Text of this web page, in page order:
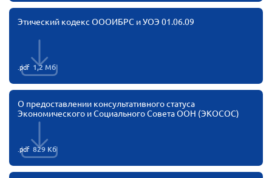
Этический кодекс ОООИБРС и УОЭ 01.06.09
.pdf 1,2 Мб
О предоставлении консультативного статуса
Экономического и Социального Совета ООН (ЭКОСОС)
.pdf 829 Кб